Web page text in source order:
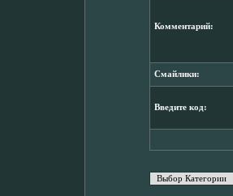
Комментарий:
Смайлики:
Введите код: